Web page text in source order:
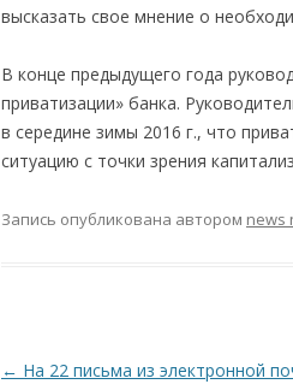
высказать свое мнение о
В конце предыдущего года
приватизации» банка.
в середине зимы 2016 г., что
ситуацию с точки зрения
Запись опубликована автором news
Навигация по записям
← На 22 письма из электронной